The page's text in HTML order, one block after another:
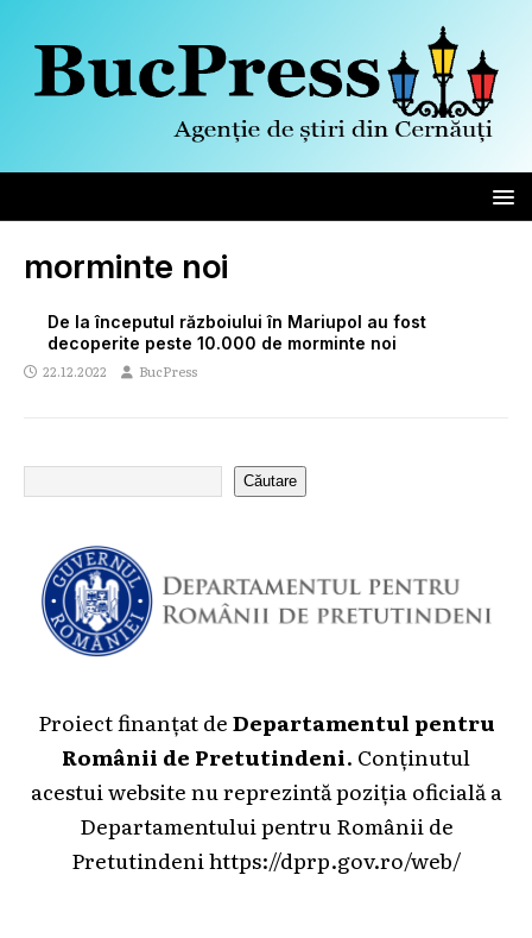
morminte noi
De la începutul războiului în Mariupol au fost
decoperite peste 10.000 de morminte noi
22.12.2022 BucPress
Căutare
Proiect finanțat deDepartamentul pentru
Românii de Pretutindeni. Conținutul
acestui website nu reprezintă poziția oficială a
Departamentului pentru Românii de
Pretutindeni https://dprp.gov.ro/web/